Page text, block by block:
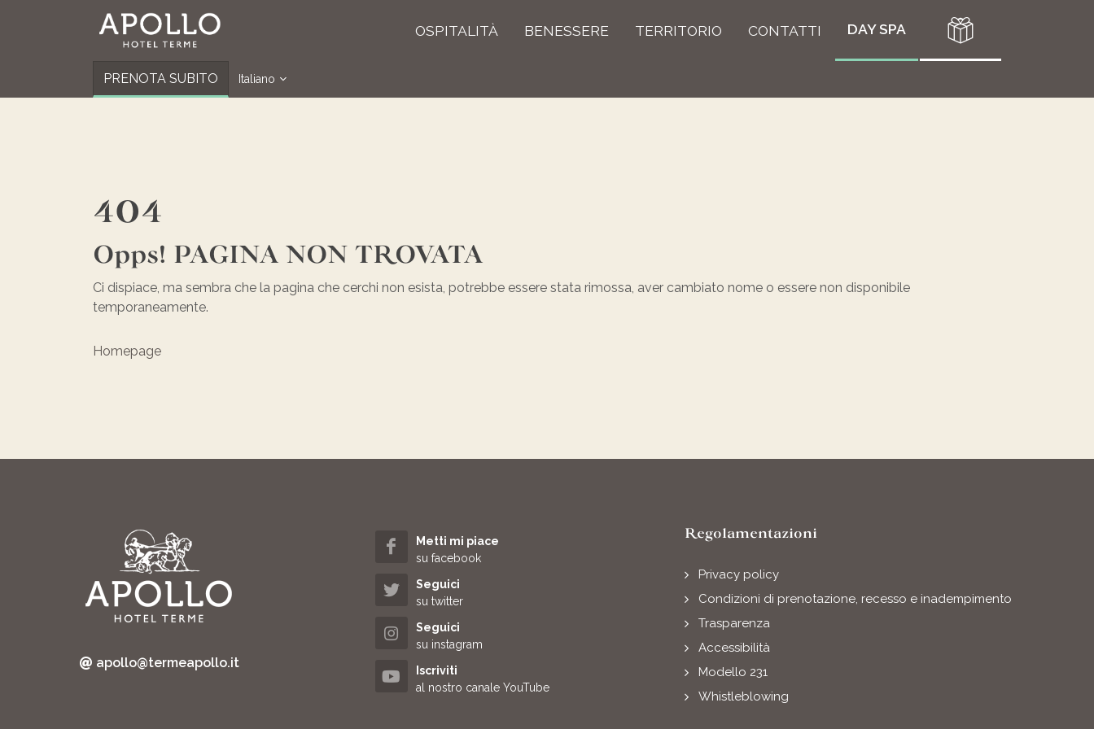
OSPITALITÀ BENESSERE TERRITORIO CONTATTI DAY SPA
PRENOTA SUBITO Italiano
404
Opps! PAGINA NON TROVATA
Ci dispiace, ma sembra che la pagina che cerchi non esista, potrebbe essere stata rimossa, aver cambiato nome o essere non disponibile
temporaneamente.
Homepage
apollo@termeapollo.it
Metti mi piace
su facebook
Seguici
su twitter
Seguici
su instagram
Iscriviti
al nostro canale YouTube
Regolamentazioni
Privacy policy
Condizioni di prenotazione, recesso e inadempimento
Trasparenza
Accessibilità
Modello 231
Whistleblowing